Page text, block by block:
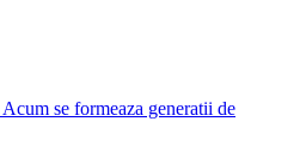
Acum se formeaza generatii de